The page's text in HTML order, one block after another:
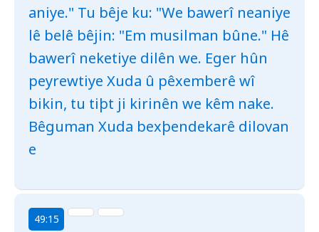
aniye." Tu bêje ku: "We bawerî neaniye
lê belê bêjin: "Em musilman bûne." Hê
bawerî neketiye dilên we. Eger hûn
peyrewtiye Xuda û pêxemberê wî
bikin, tu tiþt ji kirinên we kêm nake.
Bêguman Xuda bexþendekarê dilovan
e
49:15